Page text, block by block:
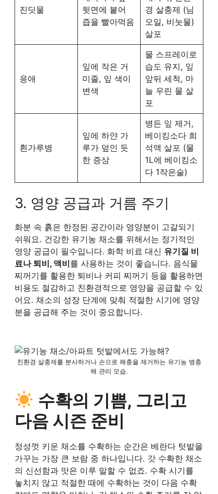
진딧물
뒷면에 붙어
즙을 빨아먹음
경 살충제 (님
오일, 비눗물)
살포
응애
잎에 작은 거
미줄, 잎 색이
변색
물 스프레이로
습도 유지, 잎
앞뒤 세척, 마
늘 우린 물 살
포
흰가루병
잎에 하얀 가
루가 덮인 듯
한 증상
병든 잎 제거,
베이킹소다 희
석액 살포 (물
1L에 베이킹소
다 1작은술)
3. 영양 공급과 거름 주기
화분 속 흙은 한정된 공간이라 영양분이 고갈되기
쉬워요. 건강한 유기농 채소를 위해서는 정기적인
영양 공급이 필수입니다. 화학 비료 대신 유기질 비
료나 퇴비, 액비 를 사용하는 것이 좋습니다. 음식물
찌꺼기를 활용한 퇴비나 커피 찌꺼기 등을 활용하면
비용도 절감하고 친환경적으로 영양을 공급할 수 있
어요. 채소의 성장 단계에 맞춰 적절한 시기에 영양
분을 공급해 주는 것이 중요합니다.
친환경 살충제를 분사하거나 손으로 해충을 제거하는 유기농 병충
해 관리 모습.
수확의 기쁨, 그리고
다음 시즌 준비
정성껏 키운 채소를 수확하는 순간은 베란다 텃밭을
가꾸는 가장 큰 보람 중 하나입니다. 갓 수확한 채소
의 신선함과 맛은 이루 말할 수 없죠. 수확 시기를
놓치지 않고 적절한 때에 수확하는 것이 다음 수확